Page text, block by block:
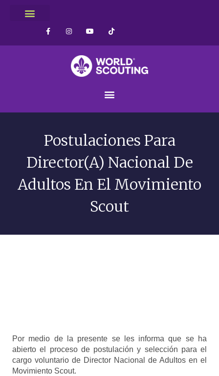
Postulaciones Para
Director(a) Nacional De
Adultos En El Movimiento
Scout
Por medio de la presente se les informa que se ha
abierto el proceso de postulación y selección para el
cargo voluntario de Director Nacional de Adultos en el
Movimiento Scout.